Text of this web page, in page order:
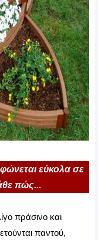
εύκολα σε
πώς...
πράσινο και
παντού,